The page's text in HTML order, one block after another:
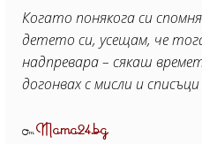
Когато понякога си
детето си, усещам, че
надпревара – сякаш
догонвах с мисли и
ОтMama24.bg